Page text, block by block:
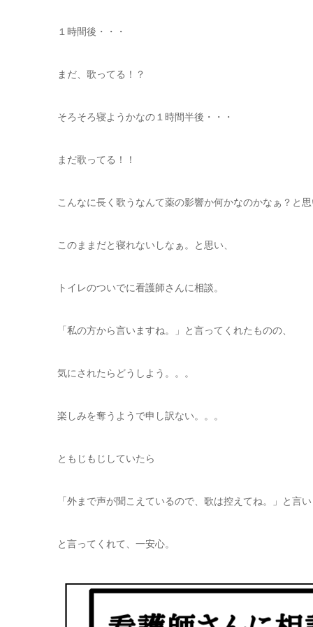
１時間後・・・
まだ、歌ってる！？
そろそろ寝ようかなの１時間半後・・・
まだ歌ってる！！
こんなに長く歌うなんて薬の影響か何かなのかなぁ？と
このままだと寝れないしなぁ。と思い、
トイレのついでに看護師さんに相談。
「私の方から言いますね。」と言ってくれたものの、
気にされたらどうしよう。。。
楽しみを奪うようで申し訳ない。。。
ともじもじしていたら
「外まで声が聞こえているので、歌は控えてね。」と言
と言ってくれて、一安心。